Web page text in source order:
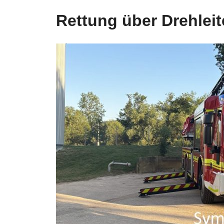
Rettung über